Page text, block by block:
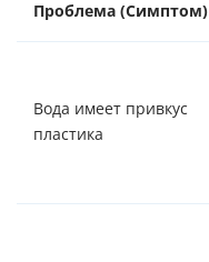
Проблема (Симптом)
Вода имеет привкус
пластика